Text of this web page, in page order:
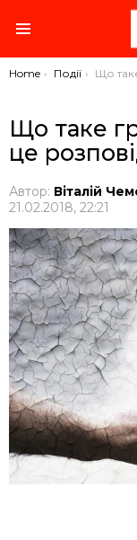
You are here:
Home Події Що таке гріх? 10 речей,
Що таке
це
Автор: Віталій
21.02.2018, 22:21